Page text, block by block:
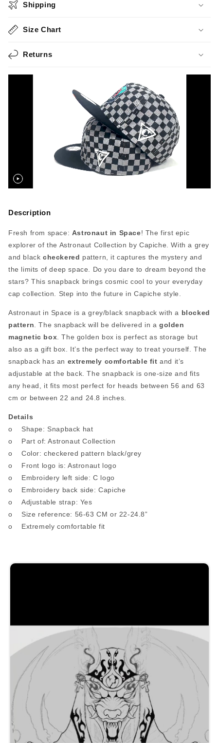
Shipping
Size Chart
Returns
Description
Fresh from space: Astronaut in Space! The first epic
explorer of the Astronaut Collection by Capiche. With a grey
and black checkered pattern, it captures the mystery and
the limits of deep space. Do you dare to dream beyond the
stars? This snapback brings cosmic cool to your everyday
cap collection. Step into the future in Capiche style.
Astronaut in Space is a grey/black snapback with a blocked
pattern . The snapback will be delivered in agolden
magnetic box . The golden box is perfect as storage but
also as a gift box. It’s the perfect way to treat yourself. The
snapback has an extremely comfortable fitand it’s
adjustable at the back. The snapback is one-size and fits
any head, it fits most perfect for heads between 56 and 63
cm or between 22 and 24.8 inches.
Details
o Shape: Snapback hat
o Part of: Astronaut Collection
o Color: checkered pattern black/grey
o Front logo is: Astronaut logo
o Embroidery left side: C logo
o Embroidery back side: Capiche
o Adjustable strap: Yes
o Size reference: 56-63 CM or 22-24.8”
o Extremely comfortable fit